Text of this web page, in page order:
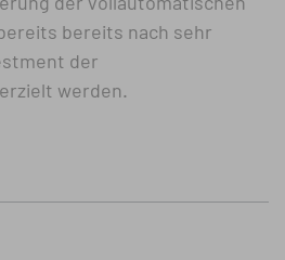
der vollautomatischen
bereits nach sehr
der
werden.